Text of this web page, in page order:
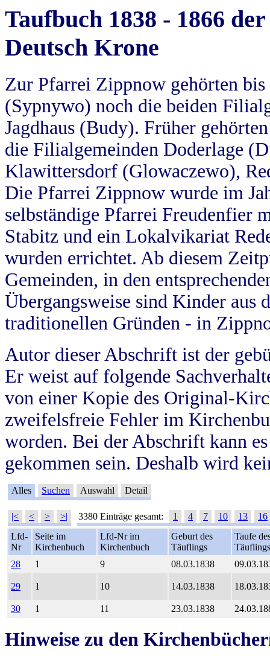
Taufbuch 1838 - 1866
Deutsch Krone
Zur Pfarrei Zippnow gehörten
(Sypnywo) noch die beiden
Jagdhaus (Budy). Früher
die Filialgemeinden Doderlage
Klawittersdorf (Glowaczewo),
Die Pfarrei Zippnow wurde im
selbständige Pfarrei Freudenfier
Stabitz und ein Lokalvikariat
wurden errichtet. Ab diesem
Gemeinden, in den
Übergangsweise sind Kinder aus
traditionellen Gründen - in
Autor dieser Abschrift ist der
Er weist auf folgende
von einer Kopie des Original-
zweifelsfreie Fehler im
worden. Bei der Abschrift kann
gekommen sein. Deshalb wird
Alles Suchen Auswahl Detail
|< < > >| 3380 Einträge gesamt: 1 4 7 10 13
16
Lfd-
Nr
Seite im
Kirchenbuch
Lfd-Nr im
Kirchenbuch
Geburt des
Täuflings
Taufe
Täuflings
28
1 9 08.03.1838
29 1 10 14.03.1838
30 1 11 23.03.1838
Hinweise zu den